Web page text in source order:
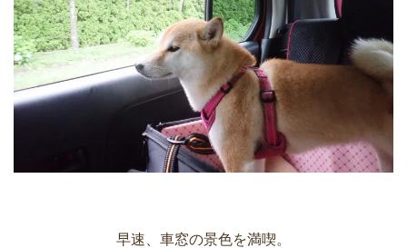
早速、車窓の景色を満喫。